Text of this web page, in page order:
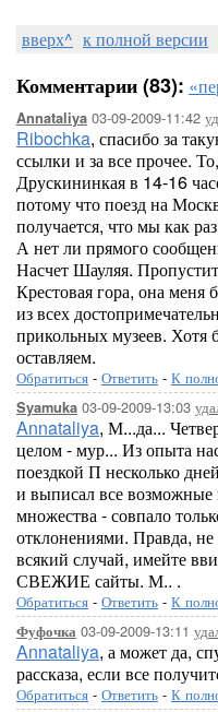
вверх^ к полной версии
Комментарии (83):
Annataliya 03-09-2009-11:42
Ribochka, спасибо за
ссылки и за все прочее.
Друскининкая в 14-16
потому что поезд на
получается, что мы как
А нет ли прямого
Насчет Шауляя.
Крестовая гора, она меня
из всех
прикольных музеев.
оставляем.
Обратиться - Ответить - К
Syamuka 03-09-2009-13:03
Annataliya, М...да...
целом - мур... Из опыта
поездкой П несколько
и выписал все возможные
множества - совпало
отклонениями. Правда,
всякий случай, имейте
СВЕЖИЕ сайты. М.. .
Обратиться - Ответить - К
Фуфочка 03-09-2009-13:11
Annataliya, а может да,
рассказа, если все
Обратиться - Ответить - К